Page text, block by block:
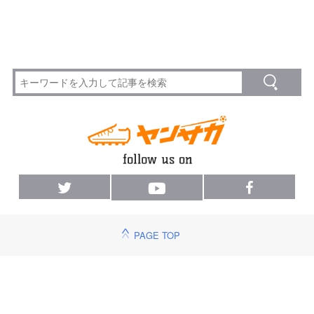
PAGE TOP